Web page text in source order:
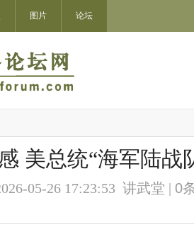
图片 论坛
美总统“海军陆战
05-26 17:23:53 讲武堂 | 0